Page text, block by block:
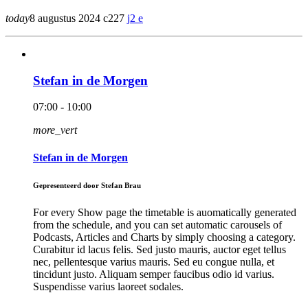
today8 augustus 2024 227 2
Stefan in de Morgen
07:00 - 10:00
more_vert
Stefan in de Morgen
Gepresenteerd door Stefan Brau
For every Show page the timetable is auomatically generated
from the schedule, and you can set automatic carousels of
Podcasts, Articles and Charts by simply choosing a category.
Curabitur id lacus felis. Sed justo mauris, auctor eget tellus
nec, pellentesque varius mauris. Sed eu congue nulla, et
tincidunt justo. Aliquam semper faucibus odio id varius.
Suspendisse varius laoreet sodales.